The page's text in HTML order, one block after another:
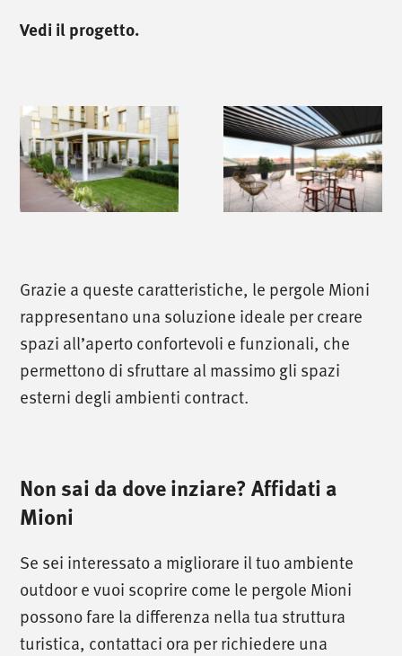
Vedi il progetto.
Grazie a queste caratteristiche, le pergole Mioni
rappresentano una soluzione ideale per creare
spazi all’aperto confortevoli e funzionali, che
permettono di sfruttare al massimo gli spazi
esterni degli ambienti contract.
Non sai da dove inziare? Affidati a
Mioni
Se sei interessato a migliorare il tuo ambiente
outdoor e vuoi scoprire come le pergole Mioni
possono fare la differenza nella tua struttura
turistica, contattaci ora per richiedere una